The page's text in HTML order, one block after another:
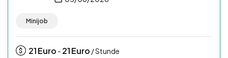
Minijob
21Euro - 21Euro / Stunde